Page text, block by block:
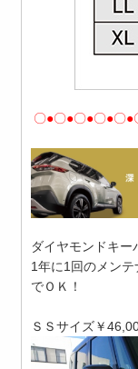
〇●〇●〇●〇●〇
ダイヤモンドキー
1年に1回のメンテ
でＯＫ！
ＳＳサイズ￥